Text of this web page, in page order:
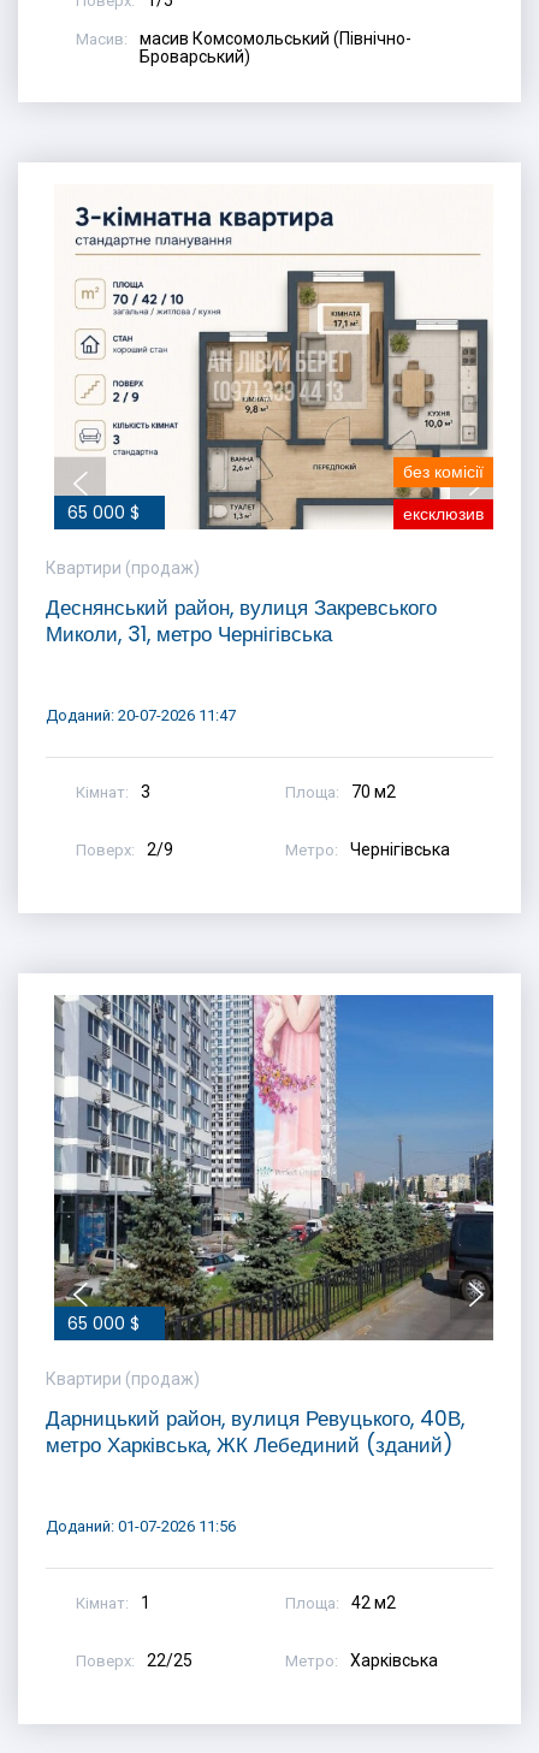
Масив:
масив Комсомольський (Північно-
Броварський)
65 000 $ ексклюзив
без комісії
Квартири (продаж)
Деснянський район, вулиця Закревського
Миколи, 31, метро Чернігівська
Доданий: 20-07-2026 11:47
Кімнат: 3 Площа: 70 м2
Поверх: 2/9 Метро: Чернігівська
65 000 $
Квартири (продаж)
Дарницький район, вулиця Ревуцького, 40В,
метро Харківська, ЖК Лебединий (зданий)
Доданий: 01-07-2026 11:56
Кімнат: 1 Площа: 42 м2
Поверх: 22/25 Метро: Харківська